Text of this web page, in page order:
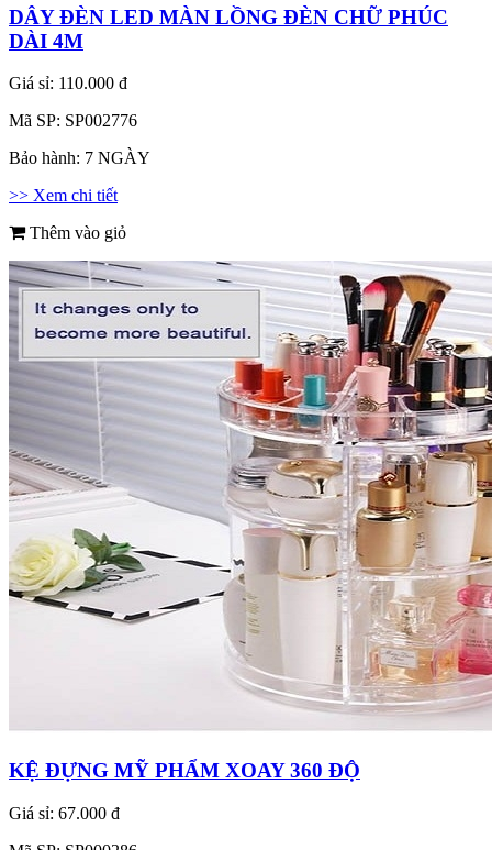
DÂY ĐÈN LED MÀN LỒNG ĐÈN CHỮ PHÚC
DÀI 4M
Giá sỉ: 110.000 đ
Mã SP: SP002776
Bảo hành: 7 NGÀY
>> Xem chi tiết
Thêm vào giỏ
KỆ ĐỰNG MỸ PHẨM XOAY 360 ĐỘ
Giá sỉ: 67.000 đ